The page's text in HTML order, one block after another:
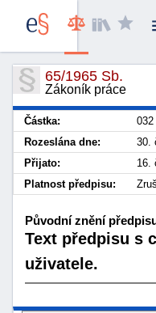
65/1965 Sb.
Zákoník práce
Částka:
032
Rozeslána dne:
30.
Přijato:
16.
Platnost předpisu:
Původní znění
Text předpisu s
uživatele.